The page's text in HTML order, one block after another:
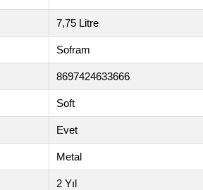
7,75 Litre
Sofram
8697424633666
Soft
Evet
Metal
2 Yıl